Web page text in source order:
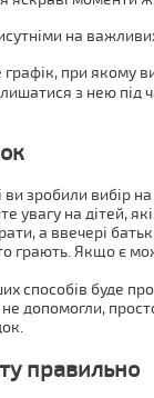
на
при якому
з нею під
зробили вибір
увагу на дітей,
а ввечері
грають. Якщо є
способів буде
не допомогли,
правильно